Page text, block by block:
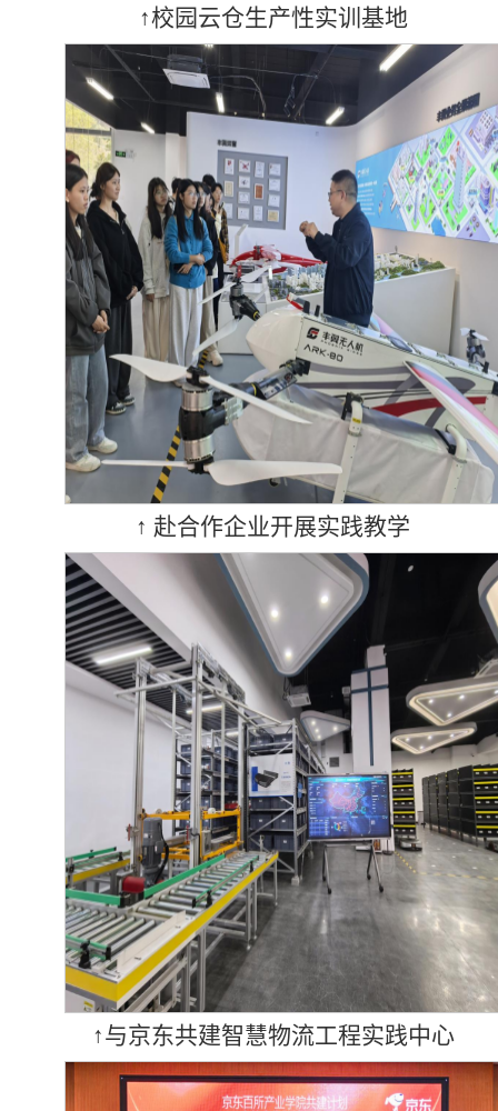
↑校园云仓生产性实训基地
↑ 赴合作企业开展实践教学
↑与京东共建智慧物流工程实践中心